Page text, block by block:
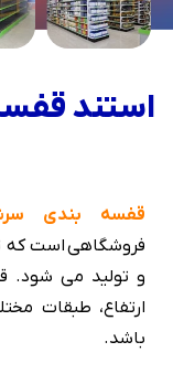
استند
قفسه بندی
فروشگاهی است
و تولید می شود.
ارتفاع، طبقات
باشد.